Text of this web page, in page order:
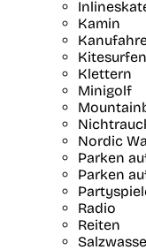
Kamin
Kitesurfen
Klettern
Minigolf
Nordic
Parken
Parken
Radio
Reiten